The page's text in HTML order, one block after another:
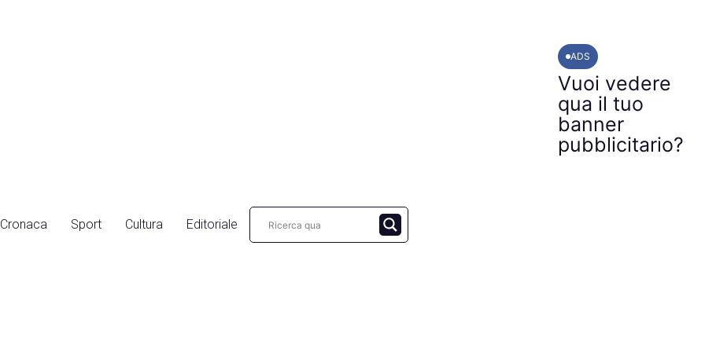
ADS
Vuoi vedere
qua il tuo
banner
pubblicitario?
Cronaca Sport Cultura Editoriale